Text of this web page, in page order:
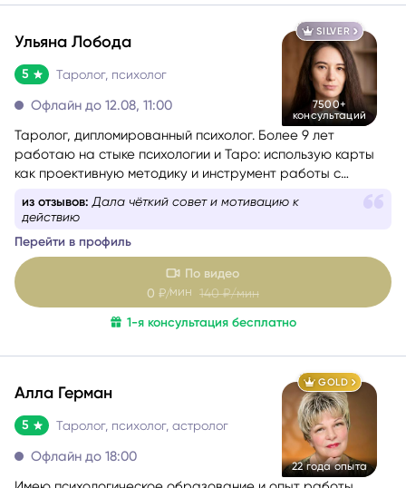
SILVER
7500+
консультаций
Ульяна Лобода
5
Таролог, дипломированный психолог. Более 9 лет
работаю на стыке психологии и Таро: использую карты
бессознательным.
из отзывов:
Перейти в профиль
По видео
0 ₽/мин140 ₽/мин
GOLD
22 года опыта
Алла Герман
5